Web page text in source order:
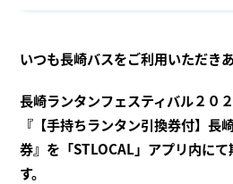
いつも長崎バスをご利用いただき
長崎ランタンフェスティバル２０
『【手持ちランタン引換券付】長
券』を「STLOCAL」アプリ内に
す。